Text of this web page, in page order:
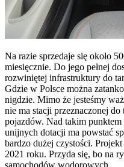
Na razie sprzedaje się około
miesięcznie. Do jego pełnej
rozwiniętej infrastruktury do
Gdzie w Polsce można
nigdzie. Mimo że jesteśmy
nie ma stacji przeznaczonej
pojazdów. Nad takim
unijnych dotacji ma powstać
bardzo dużej czystości.
2021 roku. Przyda się, bo na